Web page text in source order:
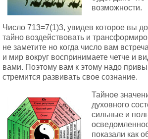
возможности.
Число 713=7(1)3, увидев которое вы
тайно воздействовать и
не заметите но когда число вам
и мир вокруг воспринимаете четче и
вами. Поэтому вам к этому надо
стремится развивать свое сознание.
Тайное
духовного
сильные и
показали как